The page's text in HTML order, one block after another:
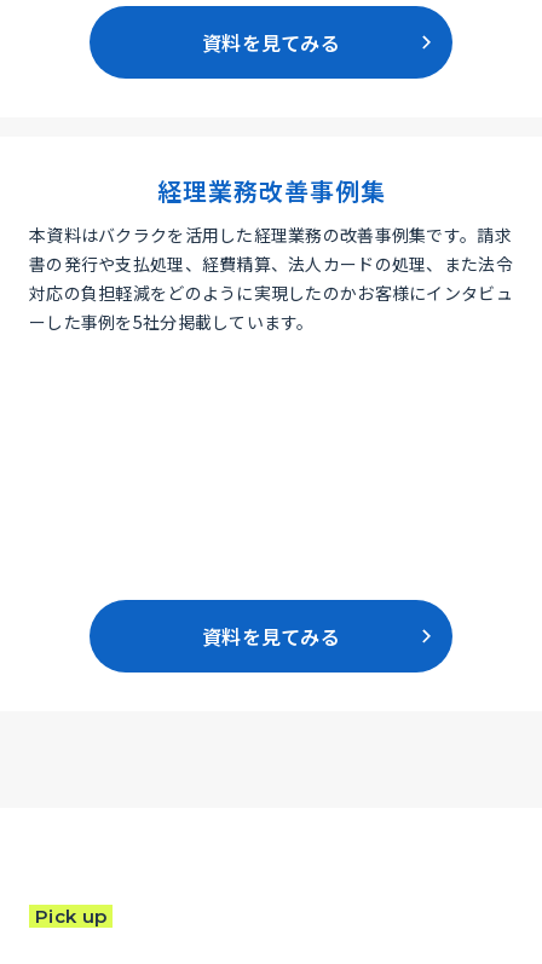
資料を見てみる
経理業務改善事例集
本資料はバクラクを活用した経理業務の改善事例集です。請求
書の発行や支払処理、経費精算、法人カードの処理、また法令
対応の負担軽減をどのように実現したのかお客様にインタビュ
ーした事例を5社分掲載しています。
資料を見てみる
Pick up